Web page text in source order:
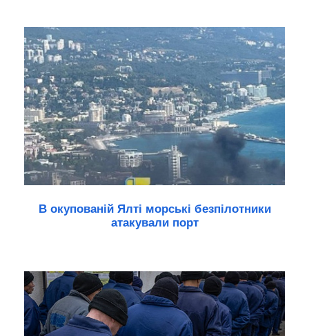
В окупованій Ялті морські безпілотники
атакували порт